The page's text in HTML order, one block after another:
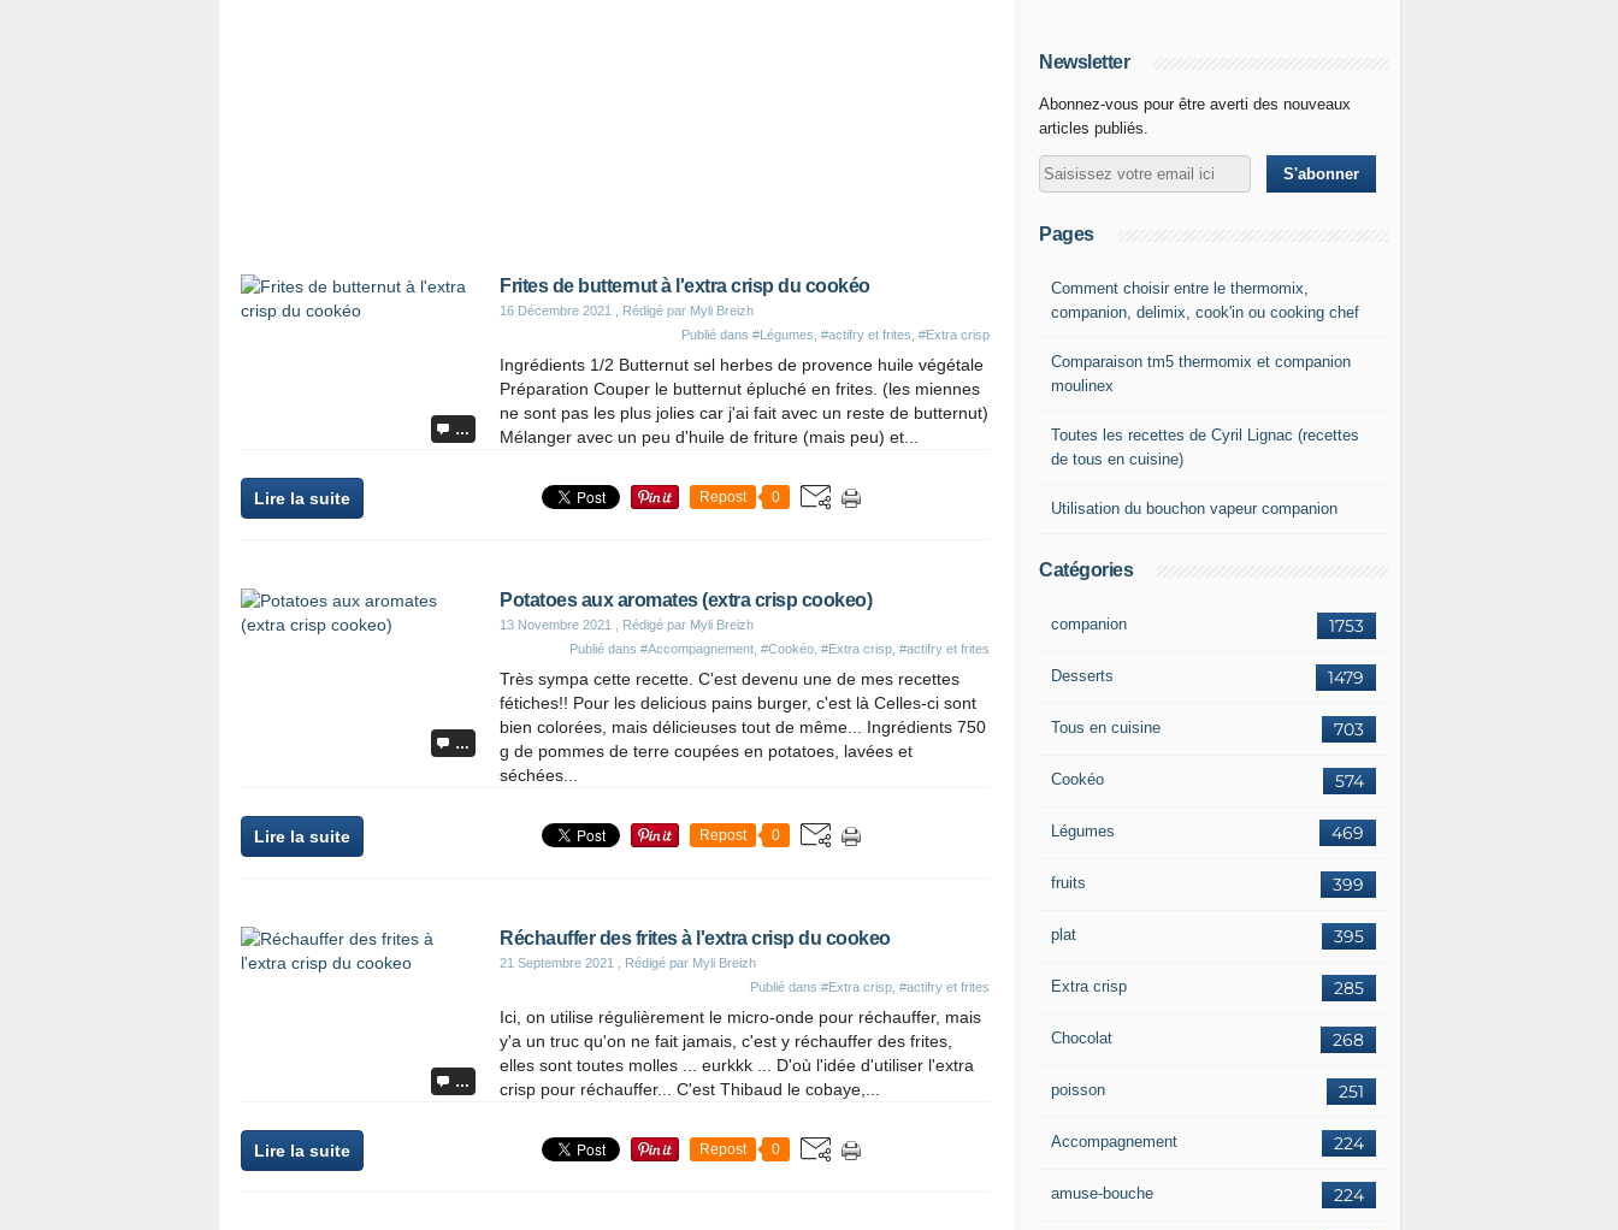
…
Frites de butternut à l'extra crisp du cookéo
16 Décembre 2021
, Rédigé par Myli Breizh
Publié dans #Légumes #actifry et frites #Extra crisp
Ingrédients 1/2 Butternut sel herbes de provence huile végétale
Préparation Couper le butternut épluché en frites. (les miennes
ne sont pas les plus jolies car j'ai fait avec un reste de butternut)
Mélanger avec un peu d'huile de friture (mais peu) et...
Lire la suite Repost 0
…
Potatoes aux aromates (extra crisp cookeo)
13 Novembre 2021
, Rédigé par Myli Breizh
Publié dans #Accompagnement #Cookéo #Extra crisp #actifry et frites
Très sympa cette recette. C'est devenu une de mes recettes
fétiches!! Pour les delicious pains burger, c'est là Celles-ci sont
bien colorées, mais délicieuses tout de même... Ingrédients 750
g de pommes de terre coupées en potatoes, lavées et
séchées...
Lire la suite Repost 0
…
Réchauffer des frites à l'extra crisp du cookeo
21 Septembre 2021
, Rédigé par Myli Breizh
Publié dans #Extra crisp #actifry et frites
Ici, on utilise régulièrement le micro-onde pour réchauffer, mais
y'a un truc qu'on ne fait jamais, c'est y réchauffer des frites,
elles sont toutes molles ... eurkkk ... D'où l'idée d'utiliser l'extra
crisp pour réchauffer... C'est Thibaud le cobaye,...
Lire la suite Repost 0
Newsletter
Abonnez-vous pour être averti des nouveaux
articles publiés.
Pages
Comment choisir entre le thermomix,
companion, delimix, cook'in ou cooking chef
Comparaison tm5 thermomix et companion
moulinex
Toutes les recettes de Cyril Lignac (recettes
de tous en cuisine)
Utilisation du bouchon vapeur companion
Catégories
1753
companion
1479
Desserts
703
Tous en cuisine
574
Cookéo
469
Légumes
399
fruits
395
plat
285
Extra crisp
268
Chocolat
251
poisson
224
Accompagnement
224
amuse-bouche